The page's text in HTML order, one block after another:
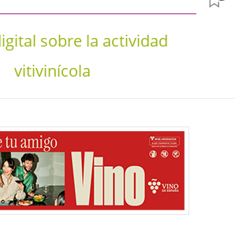
sobre la actividad
vitivinícola